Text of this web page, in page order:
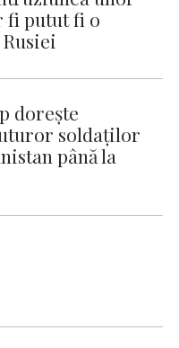
fi putut fi o
doreşte
soldaţilor
până la